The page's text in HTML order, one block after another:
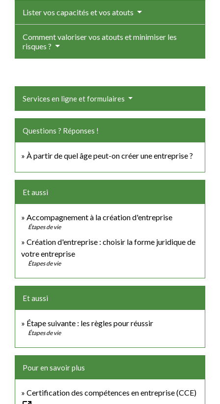
Lister vos capacités et vos atouts
Comment valoriser vos atouts et minimiser les
risques ?
Services en ligne et formulaires
Questions ? Réponses !
À partir de quel âge peut-on créer une entreprise ?
Et aussi
Accompagnement à la création d'entreprise
Étapes de vie
Création d'entreprise : choisir la forme juridique de
votre entreprise
Étapes de vie
Et aussi
Étape suivante : les règles pour réussir
Étapes de vie
Pour en savoir plus
Certification des compétences en entreprise (CCE)